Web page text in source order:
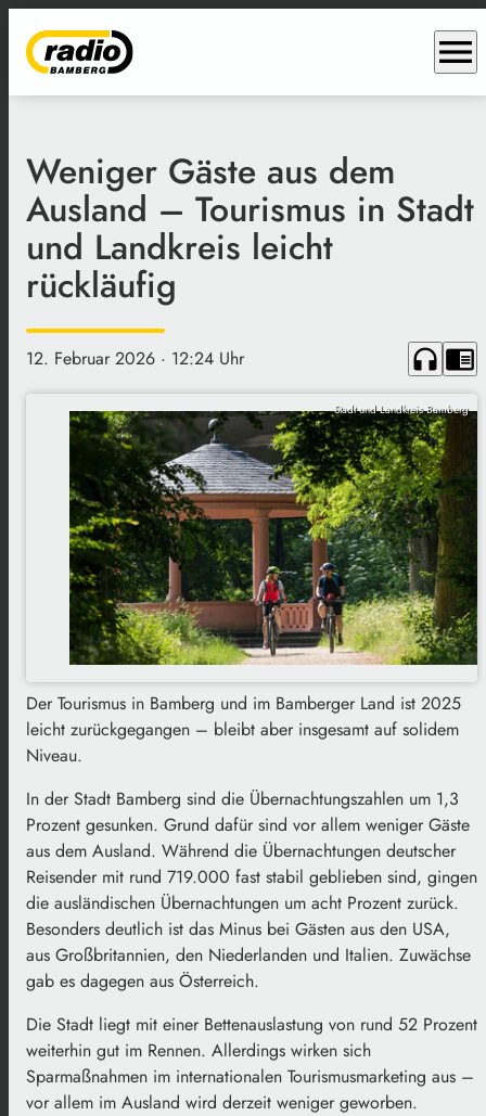
menu
Weniger Gäste aus dem
Ausland – Tourismus in Stadt
und Landkreis leicht
rückläufig
12. Februar 2026 · 12:24 Uhr headphones chrome_reader_mode
Stadt und Landkreis Bamberg
Der Tourismus in Bamberg und im Bamberger Land ist 2025
leicht zurückgegangen – bleibt aber insgesamt auf solidem
Niveau.
In der Stadt Bamberg sind die Übernachtungszahlen um 1,3
Prozent gesunken. Grund dafür sind vor allem weniger Gäste
aus dem Ausland. Während die Übernachtungen deutscher
Reisender mit rund 719.000 fast stabil geblieben sind, gingen
die ausländischen Übernachtungen um acht Prozent zurück.
Besonders deutlich ist das Minus bei Gästen aus den USA,
aus Großbritannien, den Niederlanden und Italien. Zuwächse
gab es dagegen aus Österreich.
Die Stadt liegt mit einer Bettenauslastung von rund 52 Prozent
weiterhin gut im Rennen. Allerdings wirken sich
Sparmaßnahmen im internationalen Tourismusmarketing aus –
vor allem im Ausland wird derzeit weniger geworben.